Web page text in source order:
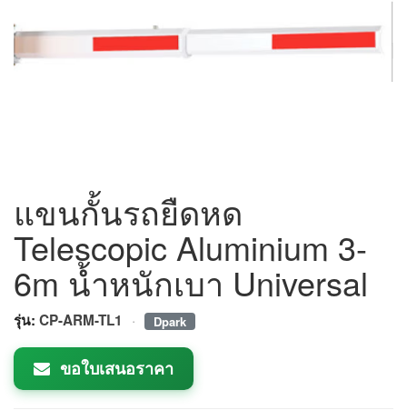
แขนกั้นรถยืดหด
Telescopic Aluminium 3-
6m น้ำหนักเบา Universal
รุ่น: CP-ARM-TL1 · Dpark
ขอใบเสนอราคา